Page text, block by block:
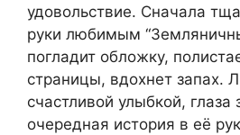
удовольствие. Сначала
руки любимым
погладит обложку,
страницы, вдохнет запах.
счастливой улыбкой, глаза
очередная история в её